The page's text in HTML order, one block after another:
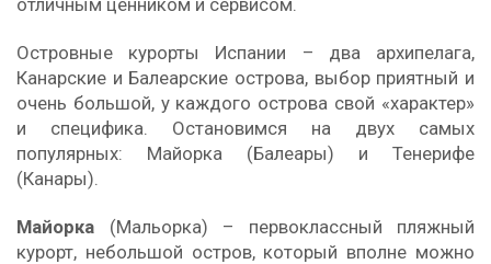
Островные курорты Испании – два архипелага,
Канарские и Балеарские острова, выбор приятный и
очень большой, у каждого острова свой «характер»
и специфика. Остановимся на двух самых
популярных: Майорка (Балеары) и Тенерифе
(Канары).
Майорка (Мальорка) – первоклассный пляжный
курорт, небольшой остров, который вполне можно